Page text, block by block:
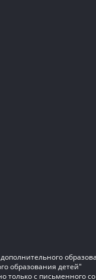
образования детей"
только с письменного